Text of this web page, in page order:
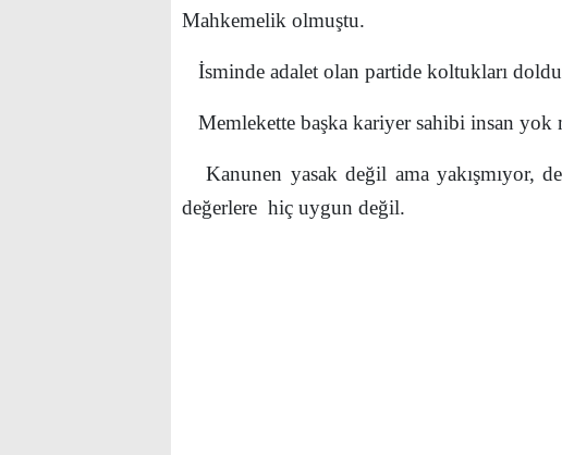
Mahkemelik olmuştu.
İsminde adalet olan partide koltukları
Memlekette başka kariyer sahibi insan yok
Kanunen yasak değil ama yakışmıyor,
değerlere hiç uygun değil.